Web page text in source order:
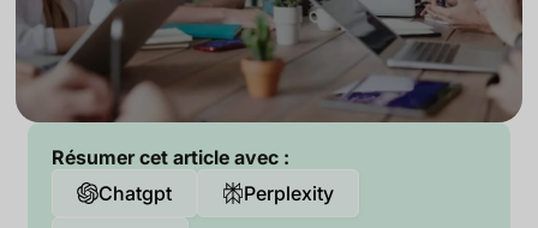
Résumer cet article avec :
Chatgpt
Perplexity